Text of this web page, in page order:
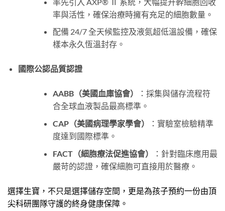
率與活性，確保治療時擁有充足的細胞數量。
配備 24/7 全天候監控及液氮超低溫設備，確保
樣本永久恆溫封存。
國際公認品質認證
AABB（美國血庫協會）
：採集與儲存流程符
合全球血液製品最高標準。
CAP（美國病理學家學會）
：實驗室檢驗精準
度達到國際標準。
FACT（細胞療法促進協會）
：針對臨床應用最
嚴苛的認證，確保細胞可直接用於醫療。
選擇生寶，不只是選擇儲存空間，更是為孩子預約一份由頂
尖科研團隊守護的終身健康保障。